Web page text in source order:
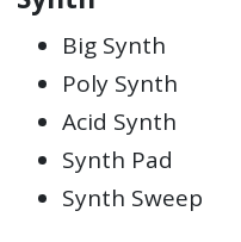
Big Synth
Poly Synth
Acid Synth
Synth Pad
Synth Sweep